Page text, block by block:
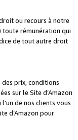
ou recours à notre
toute rémunération qui
de tout autre droit
prix, conditions
sur le Site d’Amazon
de nos clients vous
d’Amazon pour